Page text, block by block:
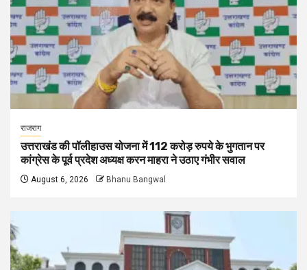
राजराग
उत्तराखंड की पॉलीहाउस योजना में 112 करोड़ रुपये के भुगतान पर
कांग्रेस के पूर्व प्रदेश अध्यक्ष करन माहरा ने उठाए गंभीर सवाल
August 6, 2026 Bhanu Bangwal